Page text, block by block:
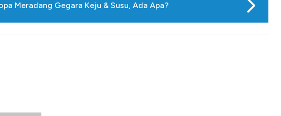
Meradang Gegara Keju & Susu, Ada Apa?